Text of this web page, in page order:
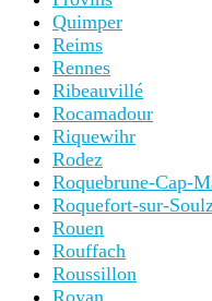
Quimper
Reims
Rennes
Ribeauvillé
Rocamadour
Riquewihr
Rodez
Roquebrune-Cap-
Roquefort-sur-
Rouen
Rouffach
Roussillon
Royan